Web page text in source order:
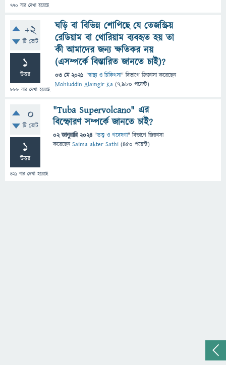
770 বার দেখা হয়েছে
+2
টি ভোট
1
উত্তর
888 বার দেখা হয়েছে
ঘড়ি বা বিভিন্ন শোপিছে যে তেজস্ক্রিয়
রেডিয়াম বা থোরিয়াম ব্যবহৃত হয় তা
কী আমাদের জন্য ক্ষতিকর নয়
(এসম্পর্কে বিস্তারিত জানতে চাই)?
03 মে 2021 "স্বাস্থ্য ও চিকিৎসা" বিভাগে জিজ্ঞাসাকরেছেন
Mohiuddin Alamgir Ka (7,980 পয়েন্ট)
0
টি ভোট
1
উত্তর
421 বার দেখা হয়েছে
"Tuba Supervolcano" এর
বিস্ফোরণ সম্পর্কে জানতে চাই?
02 জানুয়ারি 2024 "তত্ত্ব ও গবেষণা" বিভাগে জিজ্ঞাসা
করেছেনSaima akter Sathi (450 পয়েন্ট)